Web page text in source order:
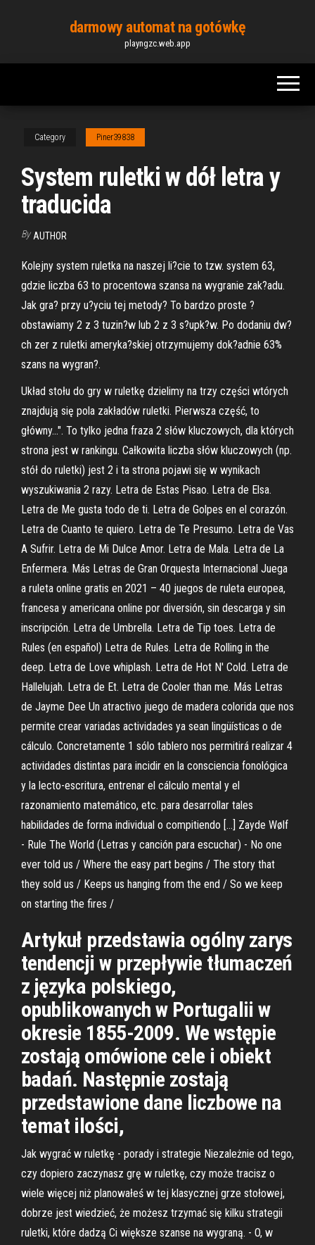
content
darmowy automat na gotówkę
playngzc.web.app
Category Piner39838
System ruletki w dół letra y
traducida
By AUTHOR
Kolejny system ruletka na naszej li?cie to tzw. system 63,
gdzie liczba 63 to procentowa szansa na wygranie zak?adu.
Jak gra? przy u?yciu tej metody? To bardzo proste ?
obstawiamy 2 z 3 tuzin?w lub 2 z 3 s?upk?w. Po dodaniu dw?
ch zer z ruletki ameryka?skiej otrzymujemy dok?adnie 63%
szans na wygran?.
Układ stołu do gry w ruletkę dzielimy na trzy części wtórych
znajdują się pola zakładów ruletki. Pierwsza część, to
główny…". To tylko jedna fraza 2 słów kluczowych, dla których
strona jest w rankingu. Całkowita liczba słów kluczowych (np.
stół do ruletki) jest 2 i ta strona pojawi się w wynikach
wyszukiwania 2 razy. Letra de Estas Pisao. Letra de Elsa.
Letra de Me gusta todo de ti. Letra de Golpes en el corazón.
Letra de Cuanto te quiero. Letra de Te Presumo. Letra de Vas
A Sufrir. Letra de Mi Dulce Amor. Letra de Mala. Letra de La
Enfermera. Más Letras de Gran Orquesta Internacional Juega
a ruleta online gratis en 2021 – 40 juegos de ruleta europea,
francesa y americana online por diversión, sin descarga y sin
inscripción. Letra de Umbrella. Letra de Tip toes. Letra de
Rules (en español) Letra de Rules. Letra de Rolling in the
deep. Letra de Love whiplash. Letra de Hot N' Cold. Letra de
Hallelujah. Letra de Et. Letra de Cooler than me. Más Letras
de Jayme Dee Un atractivo juego de madera colorida que nos
permite crear variadas actividades ya sean lingüísticas o de
cálculo. Concretamente 1 sólo tablero nos permitirá realizar 4
actividades distintas para incidir en la consciencia fonológica
y la lecto-escritura, entrenar el cálculo mental y el
razonamiento matemático, etc. para desarrollar tales
habilidades de forma individual o compitiendo […] Zayde Wølf
- Rule The World (Letras y canción para escuchar) - No one
ever told us / Where the easy part begins / The story that
they sold us / Keeps us hanging from the end / So we keep
on starting the fires /
Artykuł przedstawia ogólny zarys
tendencji w przepływie tłumaczeń
z języka polskiego,
opublikowanych w Portugalii w
okresie 1855-2009. We wstępie
zostają omówione cele i obiekt
badań. Następnie zostają
przedstawione dane liczbowe na
temat ilości,
Jak wygrać w ruletkę - porady i strategie Niezależnie od tego,
czy dopiero zaczynasz grę w ruletkę, czy może tracisz o
wiele więcej niż planowałeś w tej klasycznej grze stołowej,
dobrze jest wiedzieć, że możesz trzymać się kilku strategii
ruletki, które dadzą Ci większe szanse na wygraną. - O, w